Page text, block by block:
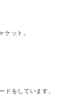
ット。
ドをしています。